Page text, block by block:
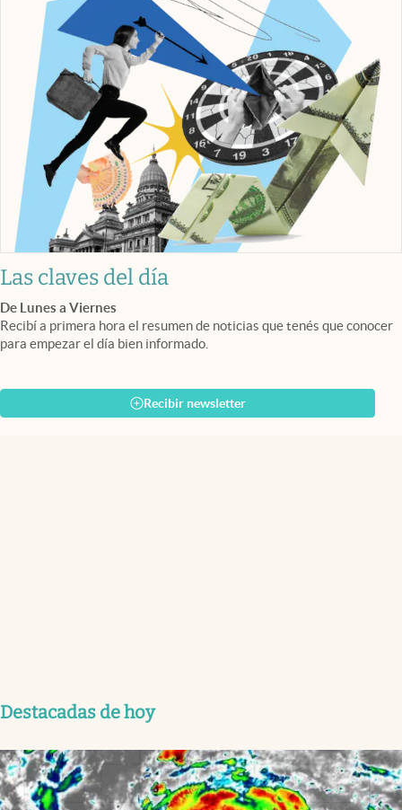
Las claves del día
De Lunes a Viernes
Recibí a primera hora el resumen de noticias que tenés que conocer
para empezar el día bien informado.
Recibir newsletter
Destacadas de hoy